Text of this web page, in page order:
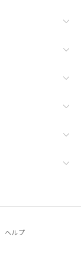
ヘルプ